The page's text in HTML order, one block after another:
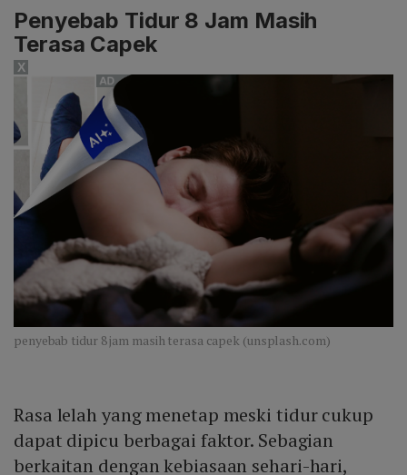
Penyebab Tidur 8 Jam Masih
Terasa Capek
penyebab tidur 8 jam masih terasa capek (unsplash.com)
Rasa lelah yang menetap meski tidur cukup
dapat dipicu berbagai faktor. Sebagian
berkaitan dengan kebiasaan sehari-hari,
X